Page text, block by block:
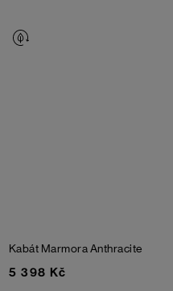
Kabát MarmoraAnthracite
5 398 Kč